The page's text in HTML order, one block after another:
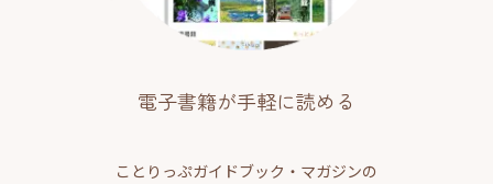
電子書籍が手軽に読める
ことりっぷガイドブック・マガジンの